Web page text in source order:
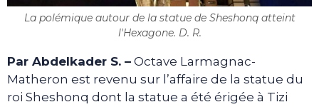
La polémique autour de la statue de Sheshonq atteint
l'Hexagone. D. R.
Par Abdelkader S. – Octave Larmagnac-
Matheron est revenu sur l’affaire de la statue du
roi Sheshonq dont la statue a été érigée à Tizi